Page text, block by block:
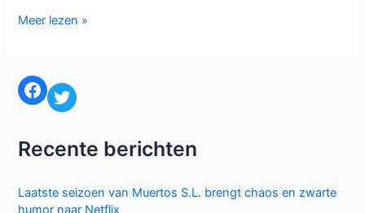
Britse
House
bij
Meer lezen »
Facebook Twitter
Recente berichten
Laatste seizoen van Muertos S.L. brengt chaos en zwarte
humor naar Netflix